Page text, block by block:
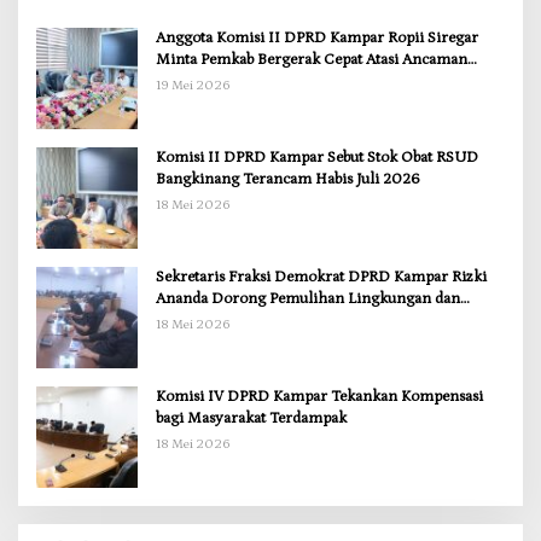
Anggota Komisi II DPRD Kampar Ropii Siregar
Minta Pemkab Bergerak Cepat Atasi Ancaman
Kekosongan Obat demi Wujudkan Kampar Dihati
19 Mei 2026
Komisi II DPRD Kampar Sebut Stok Obat RSUD
Bangkinang Terancam Habis Juli 2026
18 Mei 2026
Sekretaris Fraksi Demokrat DPRD Kampar Rizki
Ananda Dorong Pemulihan Lingkungan dan
Kompensasi untuk Warga Sungai Tapung
18 Mei 2026
Komisi IV DPRD Kampar Tekankan Kompensasi
bagi Masyarakat Terdampak
18 Mei 2026